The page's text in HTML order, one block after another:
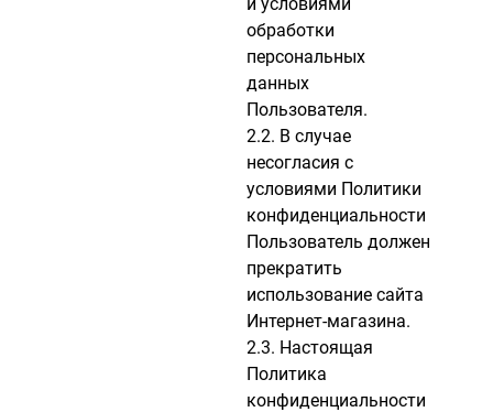
обработки
персональных
данных
Пользователя.
2.2. В случае
несогласия с
условиями Политики
конфиденциальности
Пользователь должен
прекратить
использование сайта
Интернет-магазина.
2.3. Настоящая
Политика
конфиденциальности